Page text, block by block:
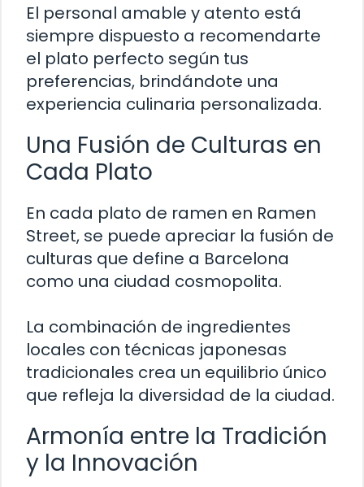
El personal amable y atento está
siempre dispuesto a recomendarte
el plato perfecto según tus
preferencias, brindándote una
experiencia culinaria personalizada.
Una Fusión de Culturas en
Cada Plato
En cada plato de ramen en Ramen
Street, se puede apreciar la fusión de
culturas que define a Barcelona
como una ciudad cosmopolita.
La combinación de ingredientes
locales con técnicas japonesas
tradicionales crea un equilibrio único
que refleja la diversidad de la ciudad.
Armonía entre la Tradición
y la Innovación